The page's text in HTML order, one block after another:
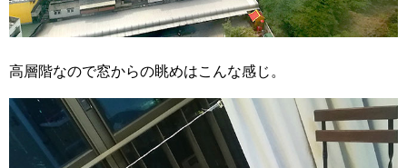
高層階なので窓からの眺めはこんな感じ。